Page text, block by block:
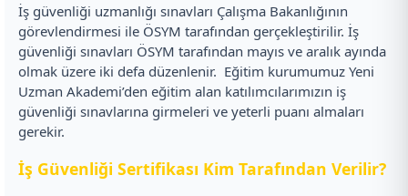
İş güvenliği uzmanlığı sınavları Çalışma Bakanlığının
görevlendirmesi ile ÖSYM tarafından gerçekleştirilir. İş
güvenliği sınavları ÖSYM tarafından mayıs ve aralık ayında
olmak üzere iki defa düzenlenir. Eğitim kurumumuz Yeni
Uzman Akademi’den eğitim alan katılımcılarımızın iş
güvenliği sınavlarına girmeleri ve yeterli puanı almaları
gerekir.
İş Güvenliği Sertifikası Kim Tarafından Verilir?